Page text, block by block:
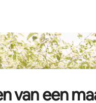
van een